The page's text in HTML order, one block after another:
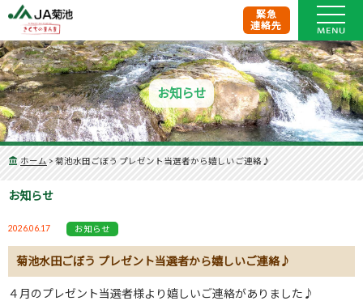
緊急
連絡先
お知らせ
ホーム > 菊池水田ごぼう プレゼント当選者から嬉しいご連絡♪
お知らせ
2026.06.17 お知らせ
菊池水田ごぼう プレゼント当選者から嬉しいご連絡♪
４月のプレゼント当選者様より嬉しいご連絡がありました♪